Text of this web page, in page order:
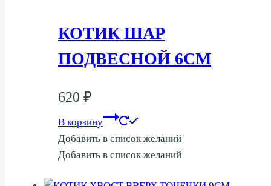
КОТИК ШАР
ПОДВЕСНОЙ 6СМ
620 ₽
В корзину
Добавить в список желаний
Добавить в список желаний